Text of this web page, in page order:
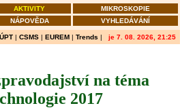
AKTIVITY
MIKROSKOPIE
NÁPOVĚDA VYHLEDÁVÁNÍ
| CSMS | EUREM | Trends | je 7. 08. 2026, 21:25
na téma
2017